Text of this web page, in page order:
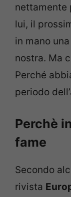
nettamente
lui, il
in mano
nostra. Ma
Perché
periodo
Perchè
fame
Secondo
rivista